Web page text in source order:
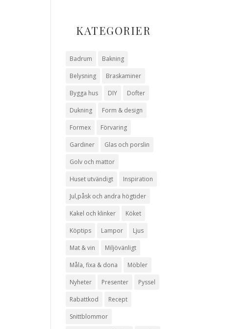
KATEGORIER
Badrum Bakning
Belysning Braskaminer
Bygga hus DIY Dofter
Dukning Form & design
Formex Förvaring
Gardiner Glas och porslin
Golv och mattor
Huset utvändigt Inspiration
Jul,påsk och andra högtider
Kakel och klinker Köket
Köptips Lampor Ljus
Mat & vin Miljövänligt
Måla, fixa & dona Möbler
Nyheter Presenter Pyssel
Rabattkod Recept
Snittblommor